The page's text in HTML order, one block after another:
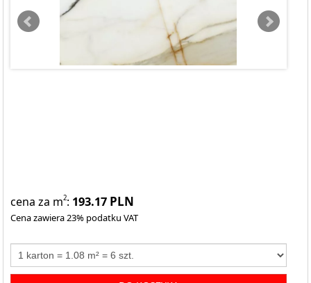
cena za m2: 193.17 PLN
Cena zawiera 23% podatku VAT